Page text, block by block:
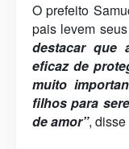
O prefeito
pais levem
destacar que
eficaz de
muito
filhos para
de amor”, disse